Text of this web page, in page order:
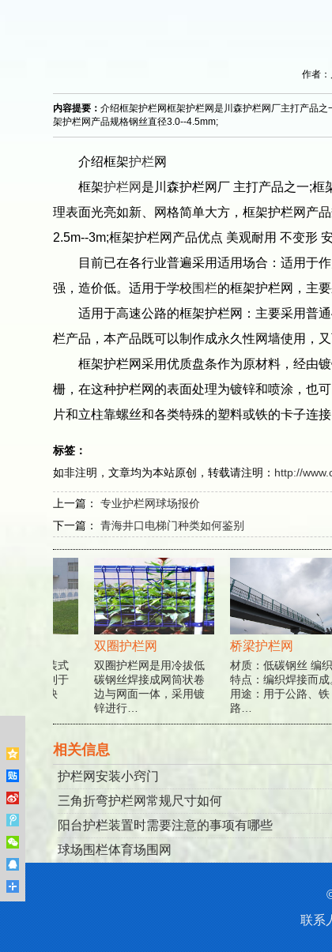
作者
内容提要：介绍框架护栏网框架护栏网是川森护栏网厂主打产品
架护栏网产品规格钢丝直径3.0--4.5mm;
介绍框架护栏网
框架护栏网 是川森护栏网厂 主打产品之一;
理表面光亮如新、网格简单大方，框架护栏网产
2.5m--3m;框架护栏网产品优点 美观耐用 不变形
目前已在各行业普遍采用适用场合：适用于作
强，造价低。适用于学校围栏的框架护栏网，主
适用于高速公路的框架护栏网：主要采用普通
栏产品，本产品既可以制作成永久性网墙使用，
框架护栏网采用优质盘条作为原材料，经由镀
栅，在这种护栏网的表面处理为镀锌和喷涂，也
片和立柱靠螺丝和各类特殊的塑料或铁的卡子连
标签：
如非注明，文章均为本站原创，转载请注明： http://
上一篇：专业护栏网球场报价
下一篇：青海井口电梯门种类如何鉴别
采用组装式
构，有利于
双圈护栏网
双圈护栏网是用冷拔低
碳钢丝焊接成网筒状卷
边与网面一体，采用镀
锌进行…
桥梁护栏网
材质：低碳钢丝 编织
特点：编织焊接而成。
用途：用于公路、铁
路…
相关信息
护栏网安装小窍门
三角折弯护栏网常规尺寸如何
阳台护栏装置时需要注意的事项有哪些
球场围栏体育场围网
联系